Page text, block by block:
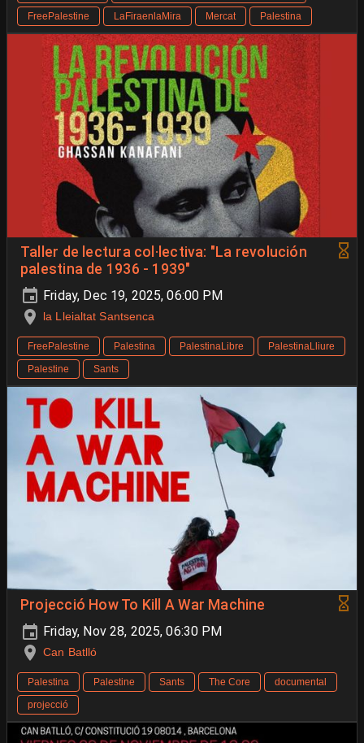
FreePalestine
LaFiraenlaMira Mercat Palestina
Taller de lectura col·lectiva: "La revolución
palestina de 1936 - 1939"
Friday, Dec 19, 2025, 06:00 PM
la Lleialtat Santsenca
FreePalestine Palestina PalestinaLibre
PalestinaLliure
Palestine
Sants
Projecció How To Kill A War Machine
Friday, Nov 28, 2025, 06:30 PM
Can Batlló
Palestina Palestine Sants The Core
documental
projecció